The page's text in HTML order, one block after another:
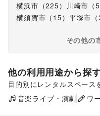
横浜市（225） 川崎市（
横須賀市（15） 平塚市（
その他の
他の利用用途から探
目的別にレンタルスペース
ポップアップストア
販促イベント
音楽ライブ・演劇 ワ